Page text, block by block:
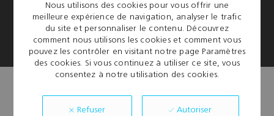
Nous utilisons des cookies pour vous offrir une
meilleure expérience de navigation, analyser le trafic
du site et personnaliser le contenu. Découvrez
comment nous utilisons les cookies et comment vous
pouvez les contrôler en visitant notre page Paramètres
des cookies. Si vous continuez à utiliser ce site, vous
consentez à notre utilisation des cookies.
Refuser Autoriser
Paramètres des cookies du site carrière
Renseignements personnels